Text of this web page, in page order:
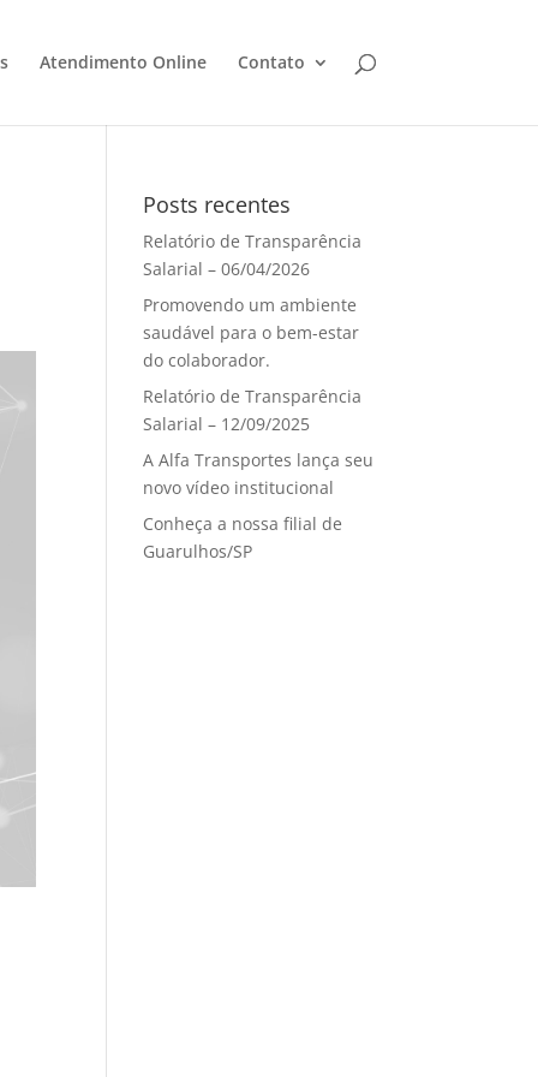
Atendimento Online Contato
Posts recentes
Relatório de Transparência
Salarial – 06/04/2026
Promovendo um ambiente
saudável para o bem-estar
do colaborador.
Relatório de Transparência
Salarial – 12/09/2025
A Alfa Transportes lança seu
novo vídeo institucional
Conheça a nossa filial de
Guarulhos/SP